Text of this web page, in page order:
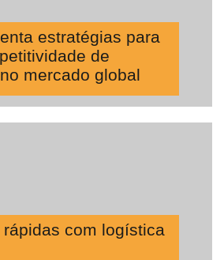
estratégias para
de
mercado global
com logística